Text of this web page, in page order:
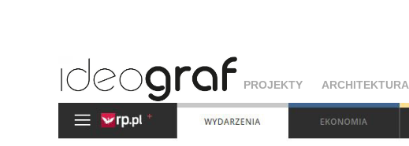
PROJEKTY ARCHITEKTURA